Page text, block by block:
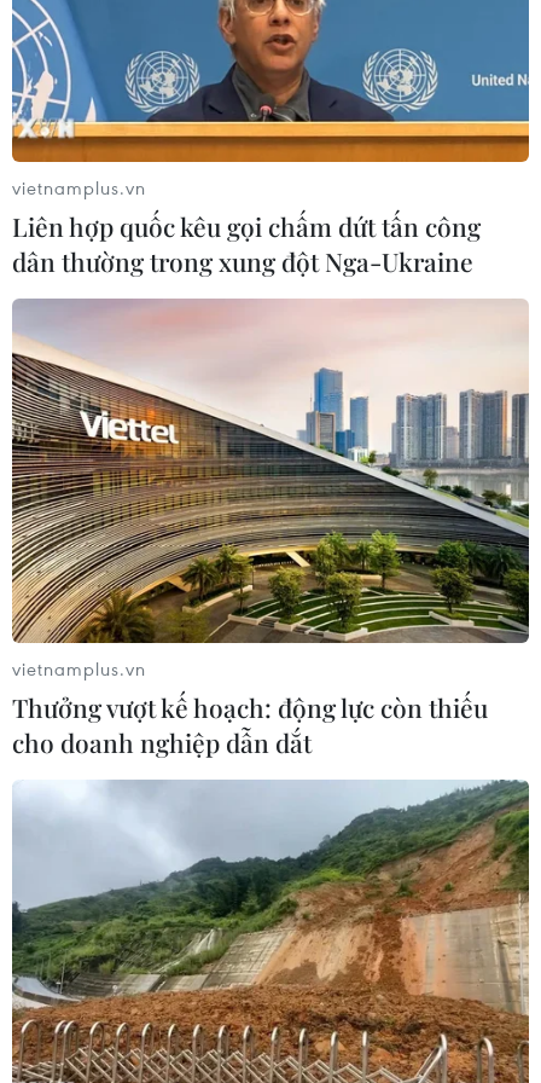
Quả bóng Vàng Việt Nam 2020: Hùng
Dũng khiêm tốn trước Quang Hải
25/11/2020 10:15
Tiền vệ Hùng Dũng khiêm tốn khi được hỏi về cơ hội
giành Quả bóng Vàng Việt Nam 2020 dù hiện đang
nắm giữ danh hiệu này sau mùa giải 2019.
Tốp 5 Quả bóng Vàng Việt Nam: Công
Phượng, Hùng Dũng không góp mặt
22/12/2020 12:29
vietnamplus.vn
Liên hợp quốc kêu gọi chấm dứt tấn công
dân thường trong xung đột Nga-Ukraine
vietnamplus.vn
Thưởng vượt kế hoạch: động lực còn thiếu
cho doanh nghiệp dẫn dắt